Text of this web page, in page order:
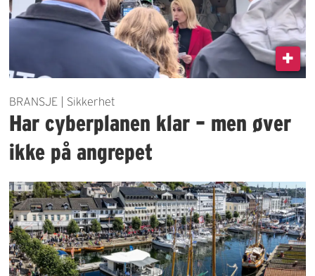
BRANSJE | Sikkerhet
Har cyberplanen klar – men øver
ikke på angrepet